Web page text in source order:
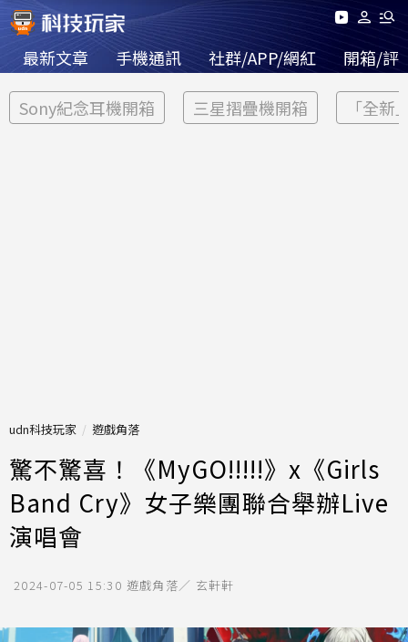
最新文章 手機通訊 社群/APP/網紅 開箱/評
Sony紀念耳機開箱 三星摺疊機開箱 「全新
udn科技玩家 遊戲角落
驚不驚喜！《MyGO!!!!!》x《Girls
Band Cry》女子樂團聯合舉辦Live
演唱會
2024-07-05 15:30 遊戲角落／ 玄軒軒